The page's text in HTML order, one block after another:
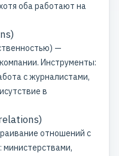
оба работают на
—
Инструменты:
с журналистами,
в
отношений с
министерствами,